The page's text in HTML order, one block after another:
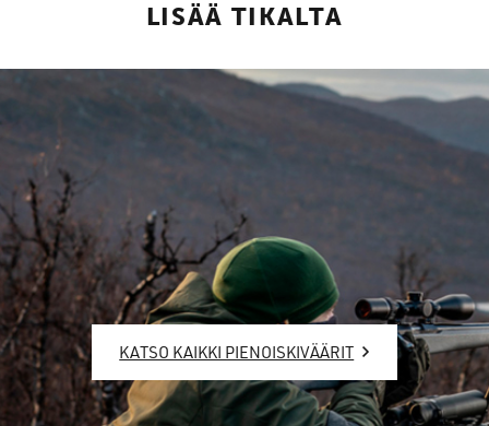
LISÄÄ TIKALTA
KATSO KAIKKI PIENOISKIVÄÄRIT